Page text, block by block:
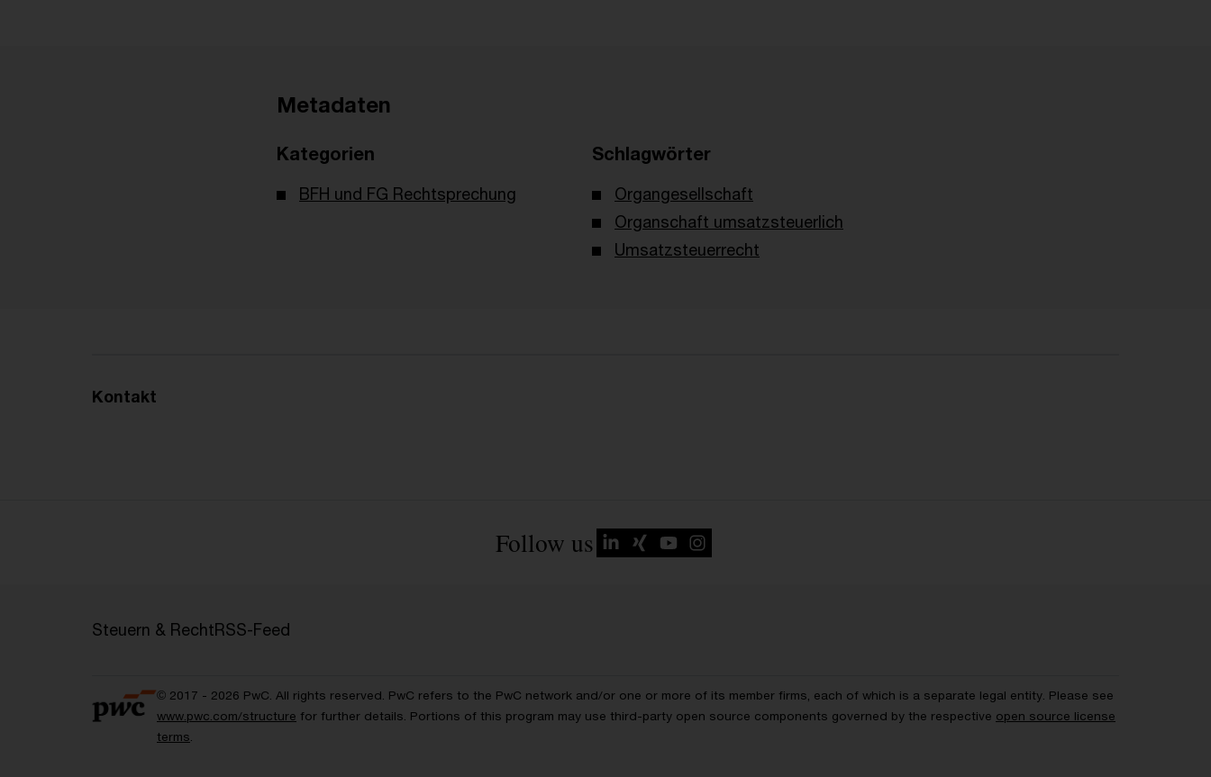
Metadaten
Kategorien
BFH und FG Rechtsprechung
Schlagwörter
Organgesellschaft
Organschaft umsatzsteuerlich
Umsatzsteuerrecht
Kontakt
Follow us
Steuern & RechtRSS-Feed
© 2017 - 2026 PwC. All rights reserved. PwC refers to the PwC network and/or one or more of its member firms, each of which is a separate legal entity. Please see
www.pwc.com/structure for further details. Portions of this program may use third-party open source components governed by the respective open source license
terms.